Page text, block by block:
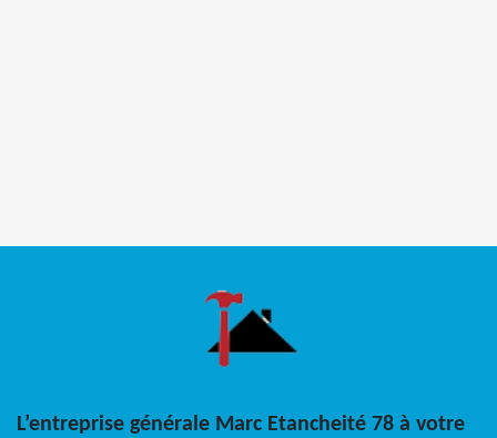
L’entreprise générale Marc Etancheité 78 à votre